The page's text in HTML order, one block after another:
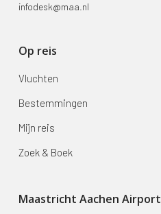
infodesk@maa.nl
Op reis
Vluchten
Bestemmingen
Mijn reis
Zoek & Boek
Maastricht Aachen Airport